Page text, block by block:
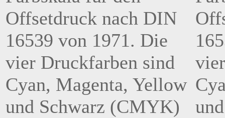
Offsetdruck nach DIN
16539 von 1971. Die
vier Druckfarben sind
Cyan, Magenta, Yellow
und Schwarz (CMYK)